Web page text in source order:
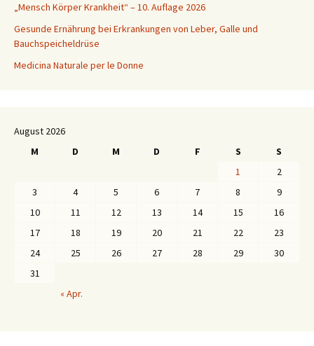
„Mensch Körper Krankheit“ – 10. Auflage 2026
Gesunde Ernährung bei Erkrankungen von Leber, Galle und
Bauchspeicheldrüse
Medicina Naturale per le Donne
August 2026
M
D M D F S
S
1
2
3
4 5 6 7 8
9
10
11 12 13 14 15
16
17
18 19 20 21 22
23
24
25 26 27 28 29
30
31
« Apr.